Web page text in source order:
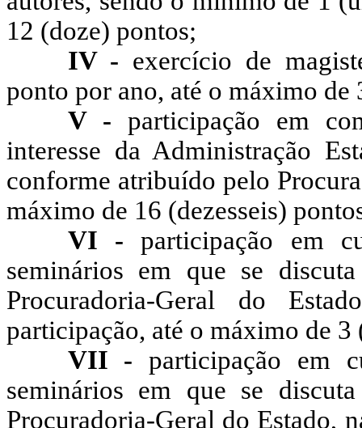
12 (doze) pontos;
IV - exercício de
ponto por ano, até o máximo de
V - participação em
interesse da Administração
conforme atribuído pelo
máximo de 16 (dezesseis)
VI - participação em
seminários em que se
Procuradoria-Geral do
participação, até o máximo de 3
VII - participação em
seminários em que se
Procuradoria-Geral do Estado,